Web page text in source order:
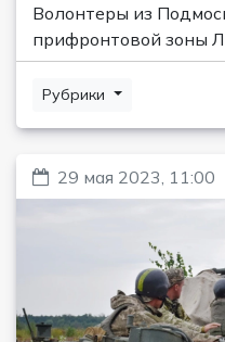
Волонтеры из
прифронтовой зоны
Рубрики
29 мая 2023, 11:00